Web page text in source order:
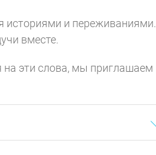
историями и переживаниями.
вместе.
на эти слова, мы приглашаем